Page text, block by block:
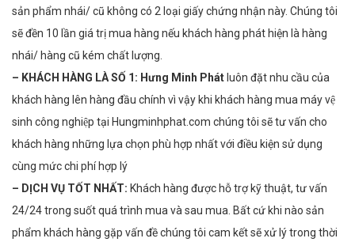
sản phẩm nhái/ cũ không có 2 loại giấy chứng nhận này. Chúng tôi
sẽ đền 10 lần giá trị mua hàng nếu khách hàng phát hiện là hàng
nhái/ hàng cũ kém chất lượng.
– KHÁCH HÀNG LÀ SỐ 1: Hưng Minh Phát luôn đặt nhu cầu của
khách hàng lên hàng đầu chính vì vậy khi khách hàng mua máy vệ
sinh công nghiệp tại Hungminhphat.com chúng tôi sẽ tư vấn cho
khách hàng những lựa chọn phù hợp nhất với điều kiện sử dụng
cùng mức chi phí hợp lý
– DỊCH VỤ TỐT NHẤT: Khách hàng được hỗ trợ kỹ thuật, tư vấn
24/24 trong suốt quá trình mua và sau mua. Bất cứ khi nào sản
phẩm khách hàng gặp vấn đề chúng tôi cam kết sẽ xử lý trong thời